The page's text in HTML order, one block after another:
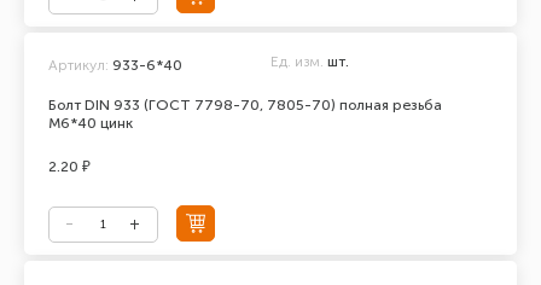
Болт DIN 933 (ГОСТ 7798-70, 7805-70) полная резьба
М6*40 цинк
Артикул: 933-6*40 Ед. изм. шт.
2.20 ₽